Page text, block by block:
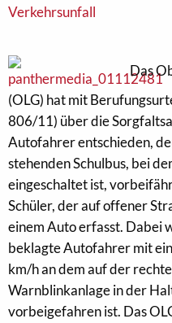
Verkehrsunfall
Das
(OLG) hat mit
806/11) über die
Autofahrer entschieden,
stehenden Schulbus, bei
eingeschaltet ist,
Schüler, der auf offener
einem Auto erfasst. Dabei
beklagte Autofahrer mit
km/h an dem auf der
Warnblinkanlage in der
vorbeigefahren ist. Das